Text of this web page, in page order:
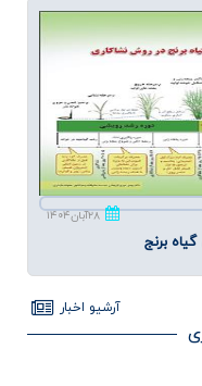
۲۸آبان۱۴۰۴
برنج
آرشيو اخبار